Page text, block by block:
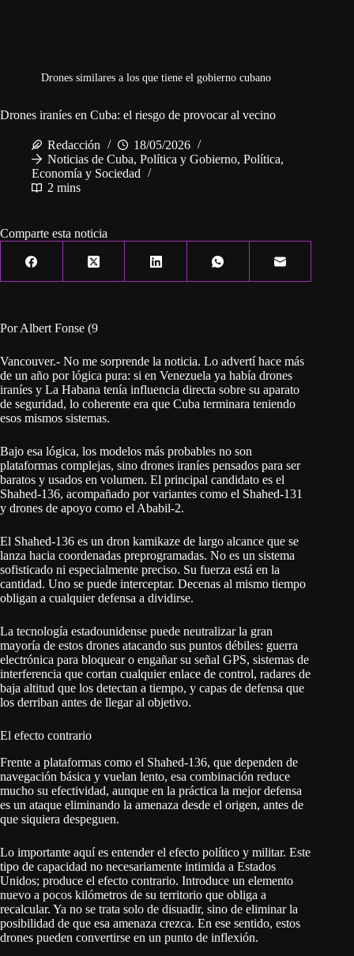
Drones similares a los que tiene el gobierno cubano
Drones iraníes en Cuba: el riesgo de provocar al vecino
Redacción
18/05/2026
Noticias de Cuba, Política y Gobierno, Política,
Economía y Sociedad
2 mins
Comparte esta noticia
Por Albert Fonse (9
Vancouver.- No me sorprende la noticia. Lo advertí hace más
de un año por lógica pura: si en Venezuela ya había drones
iraníes y La Habana tenía influencia directa sobre su aparato
de seguridad, lo coherente era que Cuba terminara teniendo
esos mismos sistemas.
Bajo esa lógica, los modelos más probables no son
plataformas complejas, sino drones iraníes pensados para ser
baratos y usados en volumen. El principal candidato es el
Shahed-136, acompañado por variantes como el Shahed-131
y drones de apoyo como el Ababil-2.
El Shahed-136 es un dron kamikaze de largo alcance que se
lanza hacia coordenadas preprogramadas. No es un sistema
sofisticado ni especialmente preciso. Su fuerza está en la
cantidad. Uno se puede interceptar. Decenas al mismo tiempo
obligan a cualquier defensa a dividirse.
La tecnología estadounidense puede neutralizar la gran
mayoría de estos drones atacando sus puntos débiles: guerra
electrónica para bloquear o engañar su señal GPS, sistemas de
interferencia que cortan cualquier enlace de control, radares de
baja altitud que los detectan a tiempo, y capas de defensa que
los derriban antes de llegar al objetivo.
El efecto contrario
Frente a plataformas como el Shahed-136, que dependen de
navegación básica y vuelan lento, esa combinación reduce
mucho su efectividad, aunque en la práctica la mejor defensa
es un ataque eliminando la amenaza desde el origen, antes de
que siquiera despeguen.
Lo importante aquí es entender el efecto político y militar. Este
tipo de capacidad no necesariamente intimida a Estados
Unidos; produce el efecto contrario. Introduce un elemento
nuevo a pocos kilómetros de su territorio que obliga a
recalcular. Ya no se trata solo de disuadir, sino de eliminar la
posibilidad de que esa amenaza crezca. En ese sentido, estos
drones pueden convertirse en un punto de inflexión.